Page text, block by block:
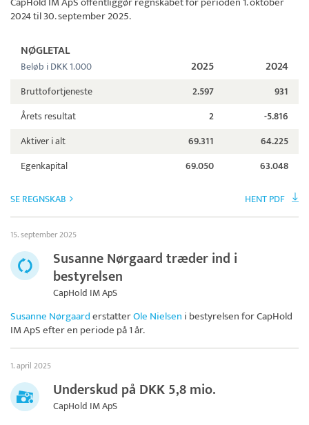
2024 til 30. september 2025.
NØGLETAL
Beløb i DKK 1.000 2025 2024
Bruttofortjeneste 2.597
931
Årets resultat
2
-5.816
Aktiver i alt
69.311
64.225
Egenkapital
69.050 63.048
SE REGNSKAB HENT PDF
15. september 2025
Susanne Nørgaard træder ind i
bestyrelsen
CapHold IM ApS
Susanne NørgaarderstatterOle Nielsen i bestyrelsen forCapHold
IM ApSefter en periode på 1 år.
1. april 2025
Underskud på DKK 5,8 mio.
CapHold IM ApS